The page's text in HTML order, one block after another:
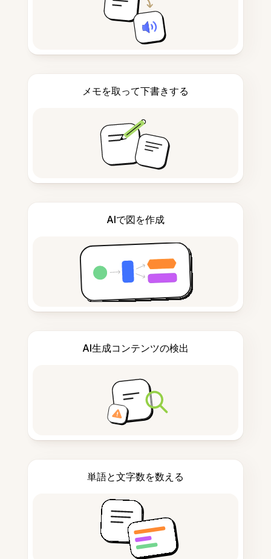
メモを取って下書きする
AIで図を作成
AI生成コンテンツの検出
単語と文字数を数える